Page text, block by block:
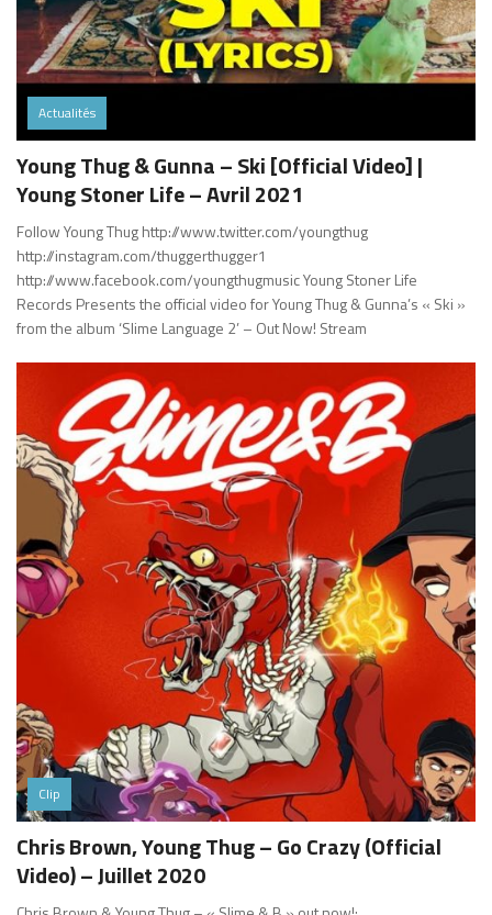
Actualités
Young Thug & Gunna – Ski [Official Video] |
Young Stoner Life – Avril 2021
Follow Young Thug http://www.twitter.com/youngthug​​
http://instagram.com/thuggerthugger1​​
http://www.facebook.com/youngthugmusic​ Young Stoner Life
Records Presents the official video for Young Thug & Gunna’s « Ski »
from the album ‘Slime Language 2’ – Out Now! Stream
Clip
Chris Brown, Young Thug – Go Crazy (Official
Video) – Juillet 2020